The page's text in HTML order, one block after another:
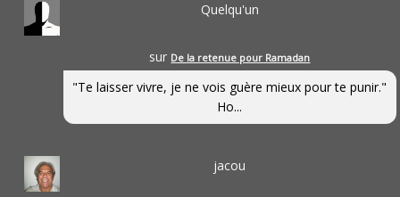
Quelqu'un
sur De la retenue pour Ramadan
"Te laisser vivre, je ne vois guère mieux pour te punir."
Ho...
jacou